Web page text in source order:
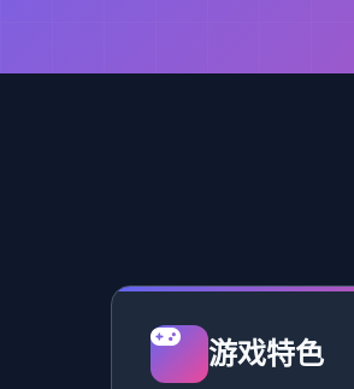
游戏特色